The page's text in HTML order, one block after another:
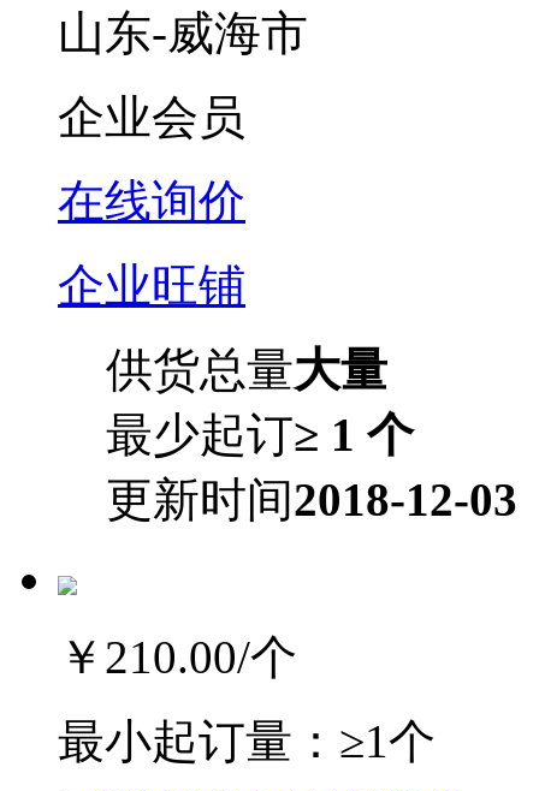
山东-威海市
企业会员
在线询价
企业旺铺
供货总量大量
最少起订≥ 1 个
更新时间2018-12-03
￥210.00/个
最小起订量： ≥1个